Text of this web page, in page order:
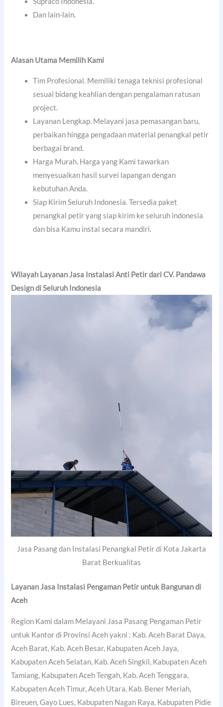
Dan lain-lain.
Alasan Utama Memilih Kami
Tim Profesional. Memiliki tenaga teknisi profesional
sesuai bidang keahlian dengan pengalaman ratusan
project.
Layanan Lengkap. Melayani jasa pemasangan baru,
perbaikan hingga pengadaan material penangkal petir
berbagai brand.
Harga Murah. Harga yang Kami tawarkan
menyesuaikan hasil survei lapangan dengan
kebutuhan Anda.
Siap Kirim Seluruh Indonesia. Tersedia paket
penangkal petir yang siap kirim ke seluruh indonesia
dan bisa Kamu instal secara mandiri.
Wilayah Layanan Jasa Instalasi Anti Petir dari CV. Pandawa
Design di Seluruh Indonesia
Jasa Pasang dan Instalasi Penangkal Petir di Kota Jakarta
Barat Berkualitas
Layanan Jasa Instalasi Pengaman Petir untuk Bangunan di
Aceh
Region Kami dalam Melayani Jasa Pasang Pengaman Petir
untuk Kantor di Provinsi Aceh yakni : Kab. Aceh Barat Daya,
Aceh Barat, Kab. Aceh Besar, Kabupaten Aceh Jaya,
Kabupaten Aceh Selatan, Kab. Aceh Singkil, Kabupaten Aceh
Tamiang, Kabupaten Aceh Tengah, Kab. Aceh Tenggara,
Kabupaten Aceh Timur, Aceh Utara, Kab. Bener Meriah,
Bireuen, Gayo Lues, Kabupaten Nagan Raya, Kabupaten Pidie